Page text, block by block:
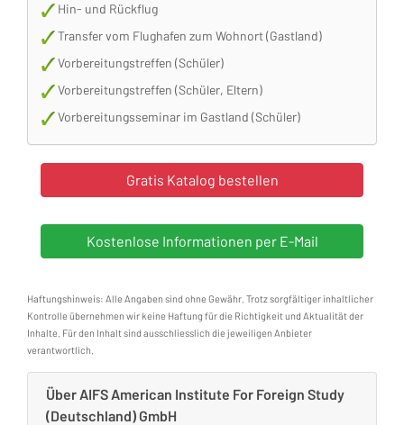
Hin- und Rückflug
Transfer vom Flughafen zum Wohnort (Gastland)
Vorbereitungstreffen (Schüler)
Vorbereitungstreffen (Schüler, Eltern)
Vorbereitungsseminar im Gastland (Schüler)
Haftungshinweis: Alle Angaben sind ohne Gewähr. Trotz sorgfältiger inhaltlicher
Kontrolle übernehmen wir keine Haftung für die Richtigkeit und Aktualität der
Inhalte. Für den Inhalt sind ausschliesslich die jeweiligen Anbieter
verantwortlich.
Über AIFS American Institute For Foreign Study
(Deutschland) GmbH